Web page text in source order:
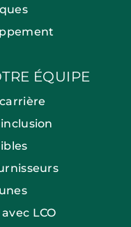
ÉQUIPE
LCO